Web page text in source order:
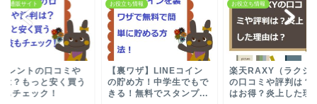
め通販サイト
レントの口コミや
は？もっと安く買う
もチェック！
お役立ち情報
【裏ワザ】LINEコイン
の貯め方！中学生でもで
きる！無料でスタンプ...
お役立ち情報
楽天RAXY（ラクシ
の口コミや評判は？
はお得？炎上した理